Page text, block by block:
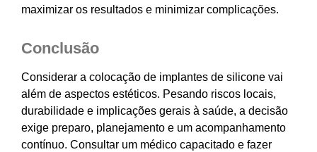
maximizar os resultados e minimizar complicações.
Conclusão
Considerar a colocação de implantes de silicone vai
além de aspectos estéticos. Pesando riscos locais,
durabilidade e implicações gerais à saúde, a decisão
exige preparo, planejamento e um acompanhamento
contínuo. Consultar um médico capacitado e fazer